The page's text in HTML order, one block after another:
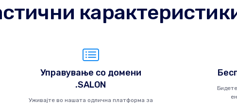
Управување со домени
.SALON
Уживајте во нашата одлична платформа за